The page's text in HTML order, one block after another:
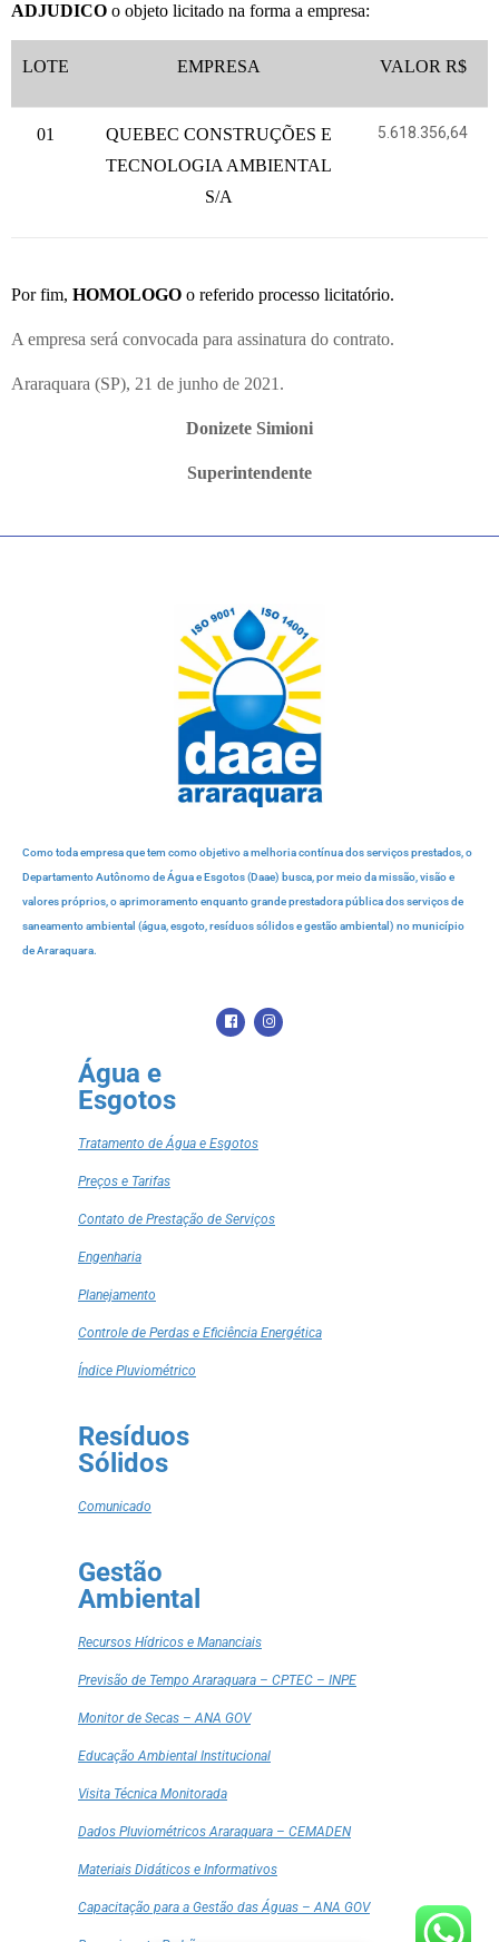
ADJUDICO o objeto licitado na forma a empresa:
LOTE EMPRESA VALOR R$
01
QUEBEC CONSTRUÇÕES E
TECNOLOGIA AMBIENTAL
S/A
5.618.356,64
Por fim, HOMOLOGO o referido processo licitatório.
A empresa será convocada para assinatura do contrato.
Araraquara (SP), 21 de junho de 2021.
Donizete Simioni
Superintendente
Como toda empresa que tem como objetivo a melhoria contínua dos serviços prestados, o
Departamento Autônomo de Água e Esgotos (Daae) busca, por meio da missão, visão e
valores próprios, o aprimoramento enquanto grande prestadora pública dos serviços de
saneamento ambiental (água, esgoto, resíduos sólidos e gestão ambiental) no município
de Araraquara.
Água e
Esgotos
Tratamento de Água e Esgotos
Preços e Tarifas
Contato de Prestação de Serviços
Engenharia
Planejamento
Controle de Perdas e Eficiência Energética
Índice Pluviométrico
Resíduos
Sólidos
Comunicado
Gestão
Ambiental
Recursos Hídricos e Mananciais
Previsão de Tempo Araraquara – CPTEC – INPE
Monitor de Secas – ANA GOV
Educação Ambiental Institucional
Visita Técnica Monitorada
Dados Pluviométricos Araraquara – CEMADEN
Materiais Didáticos e Informativos
Capacitação para a Gestão das Águas – ANA GOV